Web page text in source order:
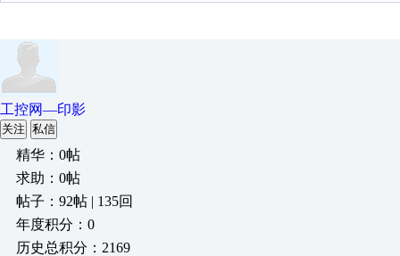
工控网—印影
关注 私信
精华：0帖
求助：0帖
帖子：92帖 | 135回
年度积分：0
历史总积分：2169